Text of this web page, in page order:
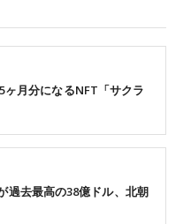
過去最高の38億ドル、北朝
ヶ月分になるNFT「サクラ